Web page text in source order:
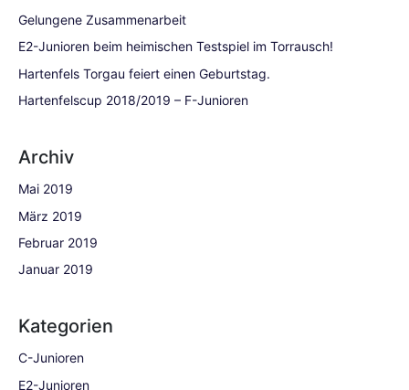
Gelungene Zusammenarbeit
E2-Junioren beim heimischen Testspiel im Torrausch!
Hartenfels Torgau feiert einen Geburtstag.
Hartenfelscup 2018/2019 – F-Junioren
Archiv
Mai 2019
März 2019
Februar 2019
Januar 2019
Kategorien
C-Junioren
E2-Junioren